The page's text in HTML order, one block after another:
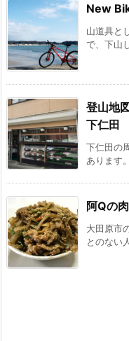
New
山道具と
で、下山
登山地
下仁田
下仁田の
あります
阿Qの
大田原市
とのない